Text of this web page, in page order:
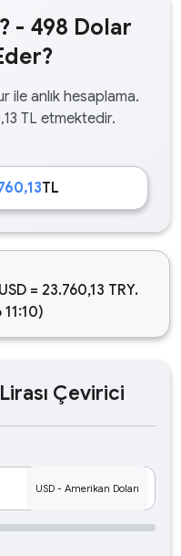
- 498 Dolar
ile anlık hesaplama.
TL etmektedir.
TL
= 23.760,13 TRY.
Çevirici